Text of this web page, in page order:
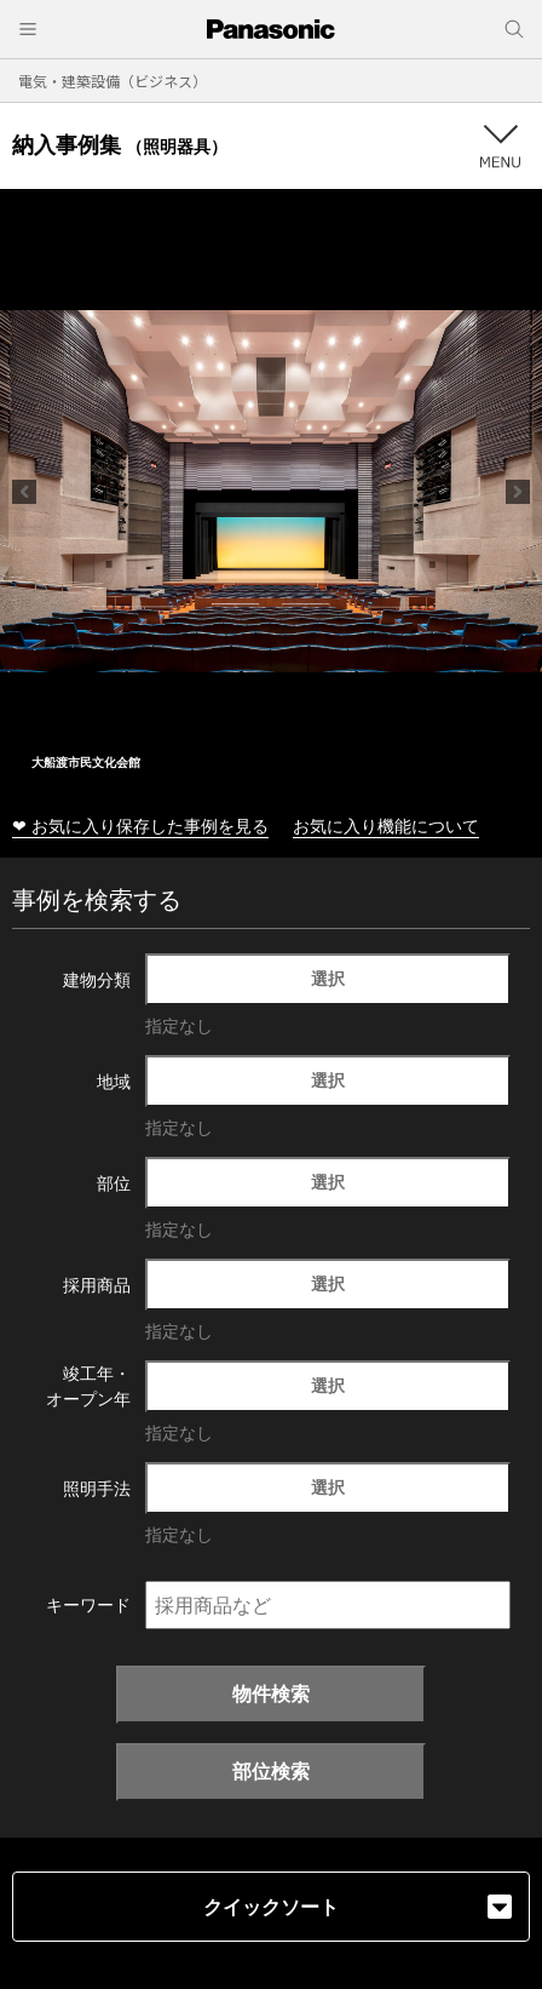
電気・建築設備（ビジネス）
納入事例集 （照明器具）
大船渡市民文化会館
❤ お気に入り保存した事例を見る お気に入り機能について
事例を検索する
建物分類 選択
指定なし
地域 選択
指定なし
部位 選択
指定なし
採用商品 選択
指定なし
竣工年・
オープン年
選択
指定なし
照明手法 選択
指定なし
キーワード
物件検索
部位検索
クイックソート